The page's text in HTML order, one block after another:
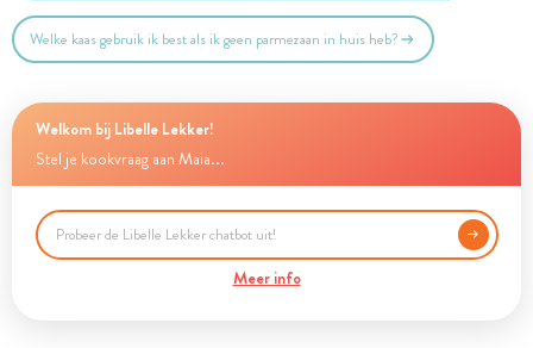
Welke kaas gebruik ik best als ik geen parmezaan in huis heb?
Welkom bij Libelle Lekker!
Stel je kookvraag aan Maia...
Meer info